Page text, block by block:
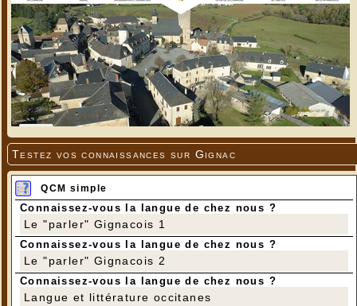
Testez vos connaissances sur Gignac
QCM simple
Connaissez-vous la langue de chez nous ?
Le "parler" Gignacois 1
Connaissez-vous la langue de chez nous ?
Le "parler" Gignacois 2
Connaissez-vous la langue de chez nous ?
Langue et littérature occitanes